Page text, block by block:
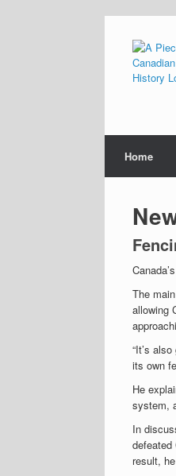
Home
The
allowing
“It’s
its own
He
system,
In
defeated
result,